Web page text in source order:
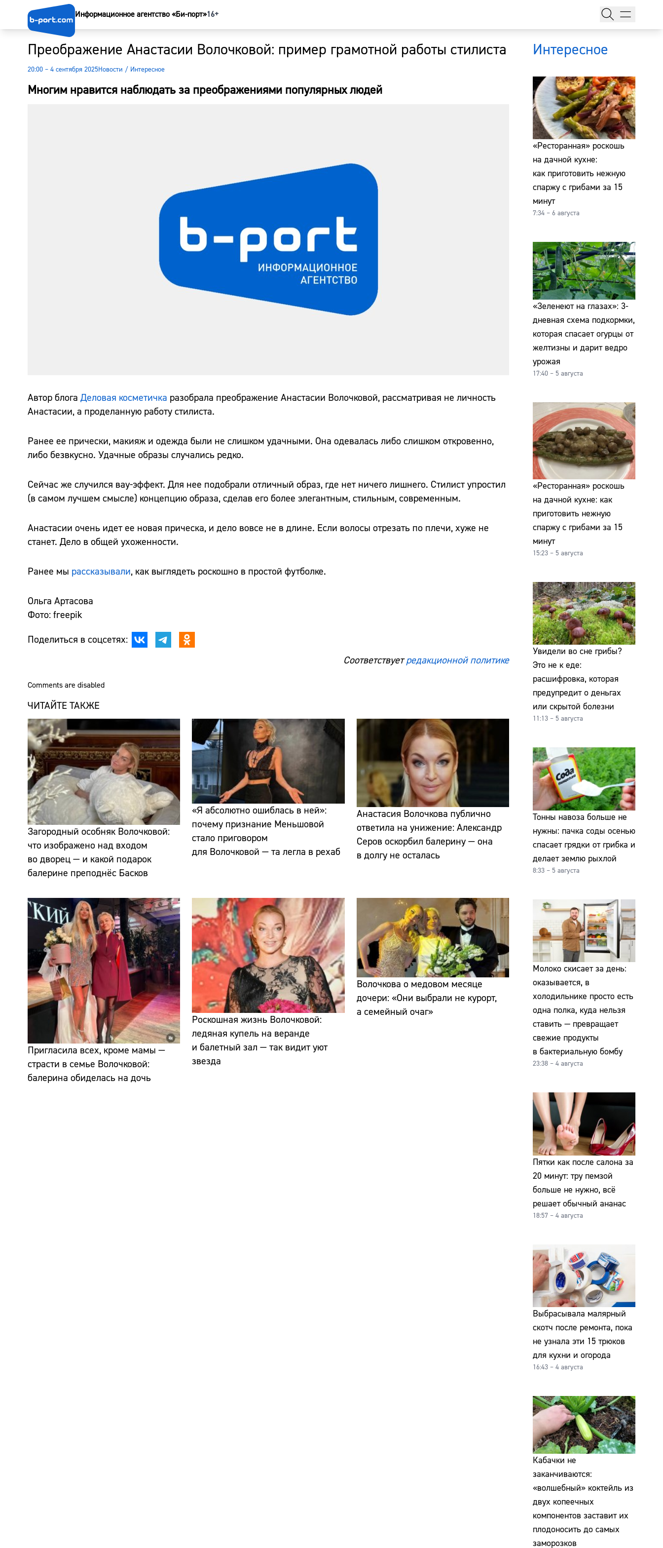
Информационное агентство «Би-порт»16+
Преображение Анастасии Волочковой: пример грамотной работы стилиста
20:00 – 4 сентября 2025Новости / Интересное
Многим нравится наблюдать за преображениями популярных людей
Автор блога Деловая косметичка разобрала преображение Анастасии Волочковой, рассматривая не личность
Анастасии, а проделанную работу стилиста.
Ранее ее прически, макияж и одежда были не слишком удачными. Она одевалась либо слишком откровенно,
либо безвкусно. Удачные образы случались редко.
Сейчас же случился вау-эффект. Для нее подобрали отличный образ, где нет ничего лишнего. Стилист упростил
(в самом лучшем смысле) концепцию образа, сделав его более элегантным, стильным, современным.
Анастасии очень идет ее новая прическа, и дело вовсе не в длине. Если волосы отрезать по плечи, хуже не
станет. Дело в общей ухоженности.
Ранее мы рассказывали, как выглядеть роскошно в простой футболке.
Ольга Артасова
Фото: freepik
Поделиться в соцсетях:
Соответствуетредакционной политике
Comments are disabled
ЧИТАЙТЕ ТАКЖЕ
Загородный особняк Волочковой:
что изображено над входом
во дворец — и какой подарок
балерине преподнёс Басков
«Я абсолютно ошиблась в ней»:
почему признание Меньшовой
стало приговором
для Волочковой — та легла в рехаб
Анастасия Волочкова публично
ответила на унижение: Александр
Серов оскорбил балерину — она
в долгу не осталась
Пригласила всех, кроме мамы —
страсти в семье Волочковой:
балерина обиделась на дочь
Роскошная жизнь Волочковой:
ледяная купель на веранде
и балетный зал — так видит уют
звезда
Волочкова о медовом месяце
дочери: «Они выбрали не курорт,
а семейный очаг»
Интересное
«Ресторанная» роскошь
на дачной кухне:
как приготовить нежную
спаржу с грибами за 15
минут
7:34 – 6 августа
«Зеленеют на глазах»: 3-
дневная схема подкормки,
которая спасает огурцы от
желтизны и дарит ведро
урожая
17:40 – 5 августа
«Ресторанная» роскошь
на дачной кухне: как
приготовить нежную
спаржу с грибами за 15
минут
15:23 – 5 августа
Увидели во сне грибы?
Это не к еде:
расшифровка, которая
предупредит о деньгах
или скрытой болезни
11:13 – 5 августа
Тонны навоза больше не
нужны: пачка соды осенью
спасает грядки от грибка и
делает землю рыхлой
8:33 – 5 августа
Молоко скисает за день:
оказывается, в
холодильнике просто есть
одна полка, куда нельзя
ставить — превращает
свежие продукты
в бактериальную бомбу
23:38 – 4 августа
Пятки как после салона за
20 минут: тру пемзой
больше не нужно, всё
решает обычный ананас
18:57 – 4 августа
Выбрасывала малярный
скотч после ремонта, пока
не узнала эти 15 трюков
для кухни и огорода
16:43 – 4 августа
Кабачки не
заканчиваются:
«волшебный» коктейль из
двух копеечных
компонентов заставит их
плодоносить до самых
заморозков
Главная
Новости
Погода
Курсы валют
Сайт:
Адрес:
Телефон: